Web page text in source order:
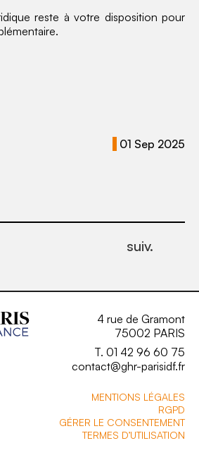
reste à votre disposition pour
01 Sep 2025
suiv.
4 rue de Gramont
75002 PARIS
T. 01 42 96 60 75
contact@ghr-parisidf.fr
MENTIONS LÉGALES
RGPD
GÉRER LE CONSENTEMENT
TERMES D’UTILISATION